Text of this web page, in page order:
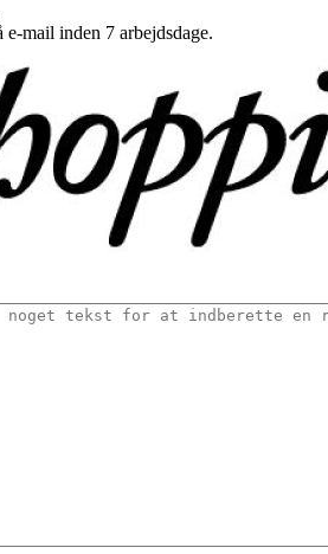
mail inden 7 arbejdsdage.